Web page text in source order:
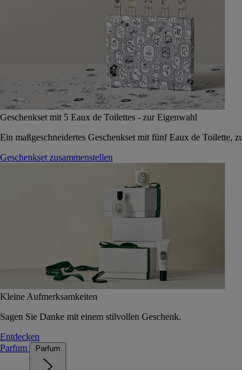
Geschenkset mit 5 Eaux de Toilettes - zur Eigenwahl
Ein maßgeschneidertes Geschenkset mit fünf Eaux de Toilette,
Geschenkset zusammenstellen
Kleine Aufmerksamkeiten
Sagen Sie Danke mit einem stilvollen Geschenk.
Entdecken
Parfum
Parfum